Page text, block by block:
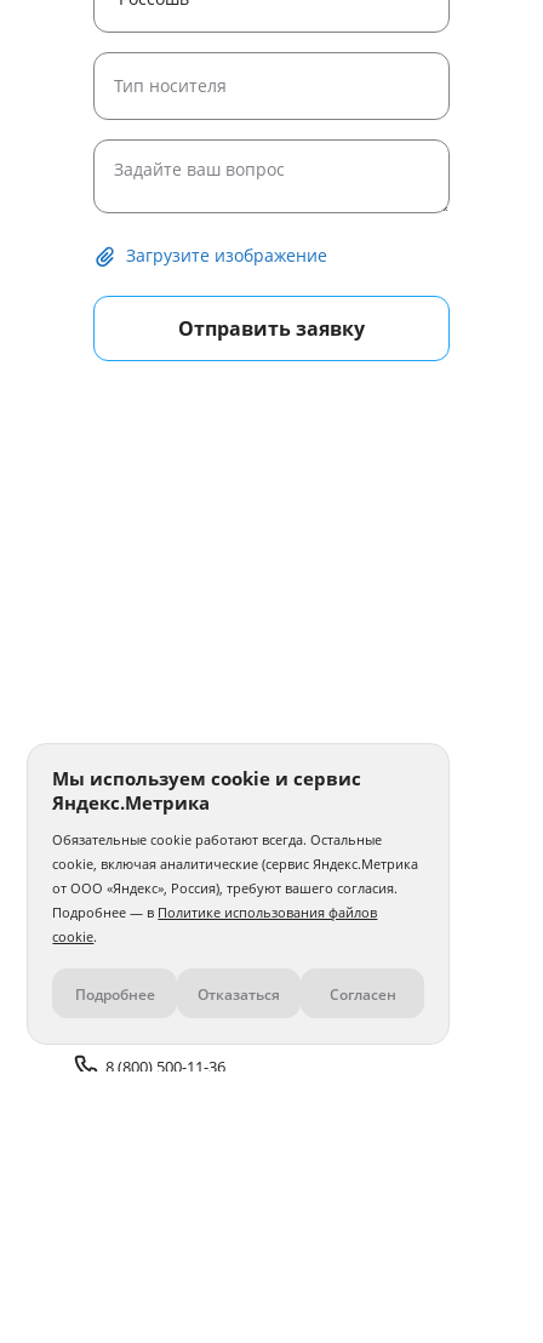
Загрузите изображение
Отправить заявку
Контакты
8 (800) 500-11-36
Мы используем cookie и сервис
Яндекс.Метрика
Обязательные cookie работают всегда. Остальные
cookie, включая аналитические (сервис Яндекс.Метрика
от ООО «Яндекс», Россия), требуют вашего согласия.
Подробнее — в Политике использования файлов
cookie.
Подробнее Отказаться Согласен